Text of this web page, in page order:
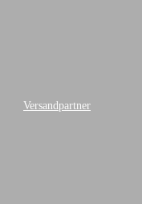
Versandpartner